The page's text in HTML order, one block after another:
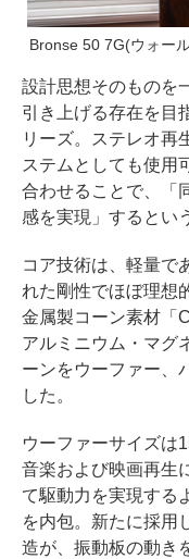
Bronse 50 7G(ウォー
設計思想そのものを
引き上げる存在を目
リーズ。ステレオ再
ステムとしても使用
合わせることで、「
感を実現」するとい
コア技術は、軽量で
れた剛性でほぼ理想
金属製コーン素材「
アルミニウム・マグ
ーンをウーファー、
した。
ウーファーサイズは
音楽および映画再生
て駆動力を実現する
を内包。新たに採用
造が、振動板の動き